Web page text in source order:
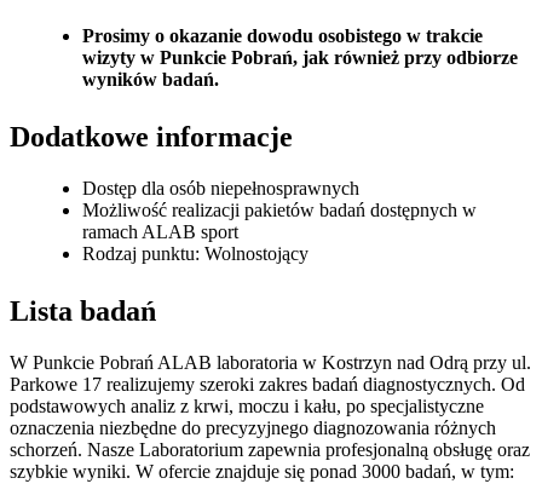
Prosimy o okazanie dowodu osobistego w trakcie
wizyty w Punkcie Pobrań, jak również przy odbiorze
wyników badań.
Dodatkowe informacje
Dostęp dla osób niepełnosprawnych
Możliwość realizacji pakietów badań dostępnych w
ramach ALAB sport
Rodzaj punktu: Wolnostojący
Lista badań
W Punkcie Pobrań ALAB laboratoria w Kostrzyn nad Odrą przy ul.
Parkowe 17 realizujemy szeroki zakres badań diagnostycznych. Od
podstawowych analiz z krwi, moczu i kału, po specjalistyczne
oznaczenia niezbędne do precyzyjnego diagnozowania różnych
schorzeń. Nasze Laboratorium zapewnia profesjonalną obsługę oraz
szybkie wyniki. W ofercie znajduje się ponad 3000 badań, w tym: